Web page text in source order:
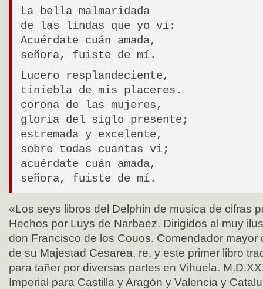
La bella malmaridada
de las lindas que yo vi:
Acuérdate cuán amada,
señora, fuiste de mí.
Lucero resplandeciente,
tiniebla de mis placeres.
corona de las mujeres,
gloria del siglo presente;
estremada y excelente,
sobre todas cuantas vi;
acuérdate cuán amada,
señora, fuiste de mí.
«Los seys libros del Delphin de musica de cifras
Hechos por Luys de Narbaez. Dirigidos al muy
don Francisco de los Couos. Comendador mayor
de su Majestad Cesarea, re. y este primer libro
para tañer por diversas partes en Vihuela.
Imperial para Castilla y Aragón y Valencia y